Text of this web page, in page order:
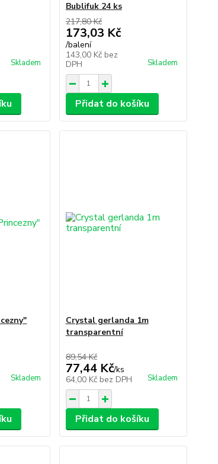
Skladem
Bublifuk 24 ks
217,80 Kč
173,03 Kč
/balení
143,00 Kč bez
DPH
Skladem
Přidat do košíku
Skladem
Crystal gerlanda 1m
transparentní
89,54 Kč
77,44 Kč/ks
64,00 Kč bez DPH Skladem
Přidat do košíku